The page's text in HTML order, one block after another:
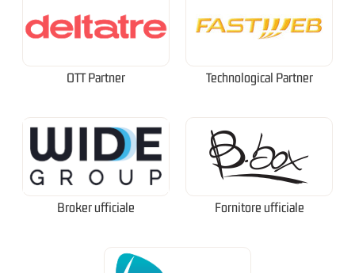
OTT Partner Technological Partner
Broker ufficiale Fornitore ufficiale